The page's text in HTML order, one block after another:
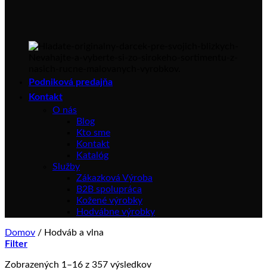
Podniková predajňa
Kontakt
O nás
Blog
Kto sme
Kontakt
Katalóg
Služby
Zákazková Výroba
B2B spolupráca
Kožené výrobky
Hodvábne výrobky
Domov / Hodváb a vlna
Filter
Zobrazených 1–16 z 357 výsledkovZoradené